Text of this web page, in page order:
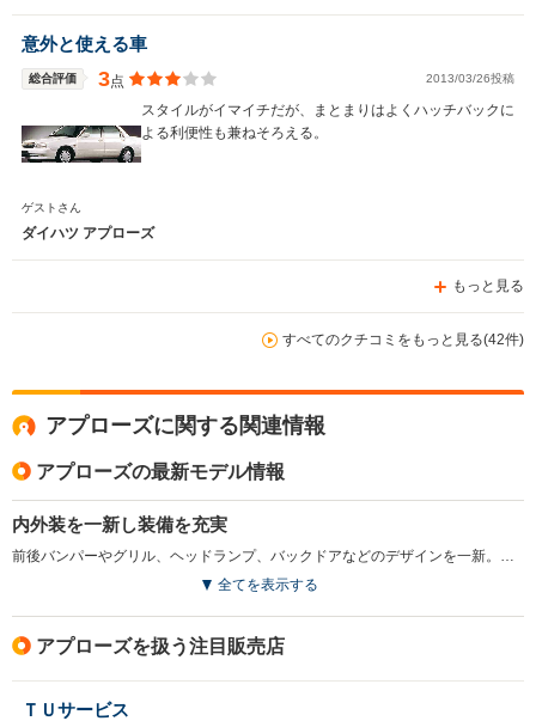
意外と使える車
総合評価 3点 2013/03/26投稿
スタイルがイマイチだが、まとまりはよくハッチバックに
よる利便性も兼ねそろえる。
ゲストさん
ダイハツ アプローズ
もっと見る
すべてのクチコミをもっと見る(42件)
アプローズに関する関連情報
アプローズの最新モデル情報
内外装を一新し装備を充実
全てを表示する
アプローズを扱う注目販売店
ＴＵサービス